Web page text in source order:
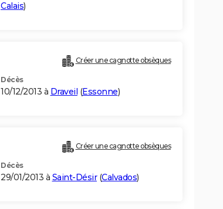
Calais)
Créer une cagnotte obsèques
Décès
10/12/2013 à Draveil (Essonne)
Créer une cagnotte obsèques
Décès
29/01/2013 à Saint-Désir(Calvados)